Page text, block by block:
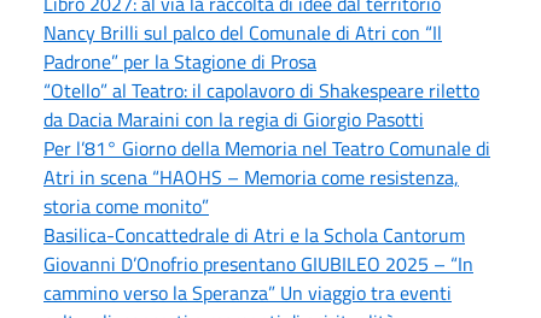
Nancy Brilli sul palco del Comunale di Atri con “Il
Padrone” per la Stagione di Prosa
“Otello” al Teatro: il capolavoro di Shakespeare riletto
da Dacia Maraini con la regia di Giorgio Pasotti
Per l’81° Giorno della Memoria nel Teatro Comunale di
Atri in scena “HAOHS – Memoria come resistenza,
storia come monito”
Basilica-Concattedrale di Atri e la Schola Cantorum
Giovanni D’Onofrio presentano GIUBILEO 2025 – “In
cammino verso la Speranza” Un viaggio tra eventi